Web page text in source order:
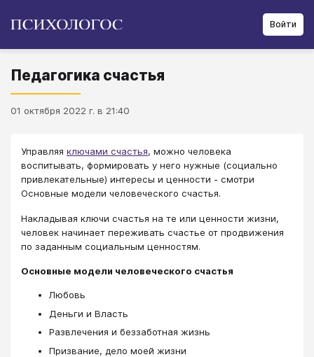
Войти
Педагогика счастья
01 октября 2022 г. в 21:40
Управляя ключами счастья, можно человека
воспитывать, формировать у него нужные (социально
привлекательные) интересы и ценности - смотри
Основные модели человеческого счастья.
Накладывая ключи счастья на те или ценности жизни,
человек начинает переживать счастье от продвижения
по заданным социальным ценностям.
Основные модели человеческого счастья
Любовь
Деньги и Власть
Развлечения и беззаботная жизнь
Призвание, дело моей жизни